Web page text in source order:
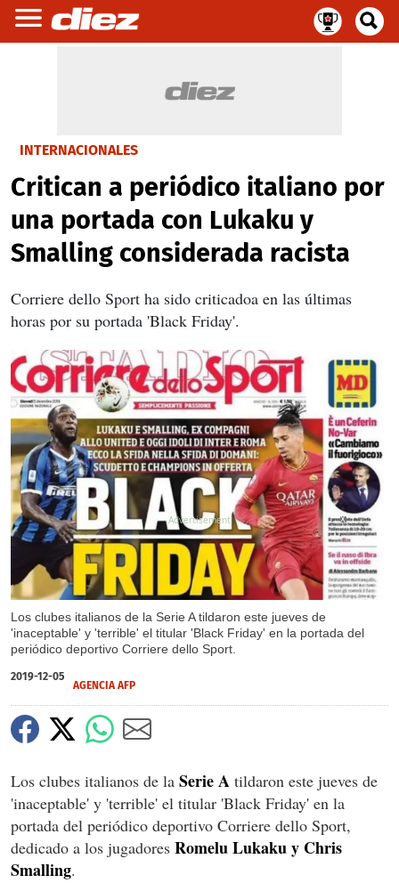
INTERNACIONALES
Critican a periódico italiano por
una portada con Lukaku y
Smalling considerada racista
Corriere dello Sport ha sido criticadoa en las últimas
horas por su portada 'Black Friday'.
Los clubes italianos de la Serie A tildaron este jueves de
'inaceptable' y 'terrible' el titular 'Black Friday' en la portada del
periódico deportivo Corriere dello Sport.
X
2019-12-05
AGENCIA AFP
Los clubes italianos de la Serie A tildaron este jueves de
'inaceptable' y 'terrible' el titular 'Black Friday' en la
portada del periódico deportivo Corriere dello Sport,
dedicado a los jugadores Romelu Lukaku y Chris
Smalling.